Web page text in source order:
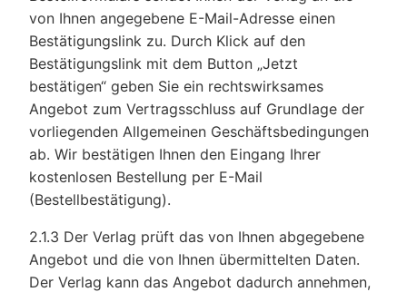
von Ihnen angegebene E-Mail-Adresse einen
Bestätigungslink zu. Durch Klick auf den
Bestätigungslink mit dem Button „Jetzt
bestätigen“ geben Sie ein rechtswirksames
Angebot zum Vertragsschluss auf Grundlage der
vorliegenden Allgemeinen Geschäftsbedingungen
ab. Wir bestätigen Ihnen den Eingang Ihrer
kostenlosen Bestellung per E-Mail
(Bestellbestätigung).
2.1.3 Der Verlag prüft das von Ihnen abgegebene
Angebot und die von Ihnen übermittelten Daten.
Der Verlag kann das Angebot dadurch annehmen,